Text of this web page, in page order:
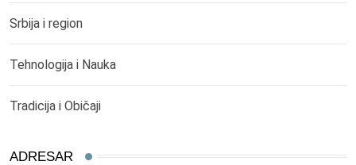
Srbija i region
Tehnologija i Nauka
Tradicija i Običaji
ADRESAR